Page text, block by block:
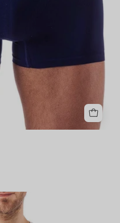
Bellissima:
T-